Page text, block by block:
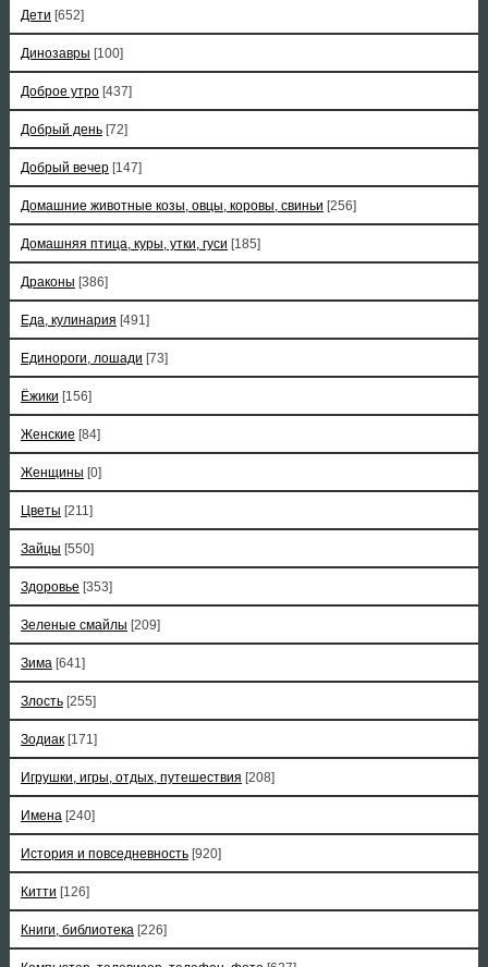
Дети [652]
Динозавры [100]
Доброе утро [437]
Добрый день [72]
Добрый вечер [147]
Домашние животные козы, овцы, коровы, свиньи [256]
Домашняя птица, куры, утки, гуси [185]
Драконы [386]
Еда, кулинария [491]
Единороги, лошади [73]
Ёжики [156]
Женские [84]
Женщины [0]
Цветы [211]
Зайцы [550]
Здоровье [353]
Зеленые смайлы [209]
Зима [641]
Злость [255]
Зодиак [171]
Игрушки, игры, отдых, путешествия [208]
Имена [240]
История и повседневность [920]
Китти [126]
Книги, библиотека [226]